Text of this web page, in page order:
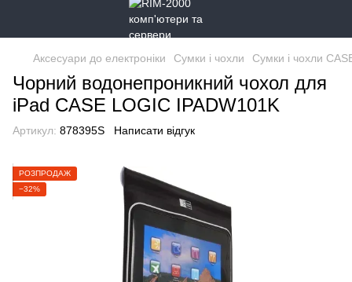
Аксесуари до електроніки Сумки і чохли Сумки і чохли
Чорний водонепроникний чохол для
iPad CASE LOGIC IPADW101K
Артикул: 878395S Написати відгук
РОЗПРОДАЖ
−32%